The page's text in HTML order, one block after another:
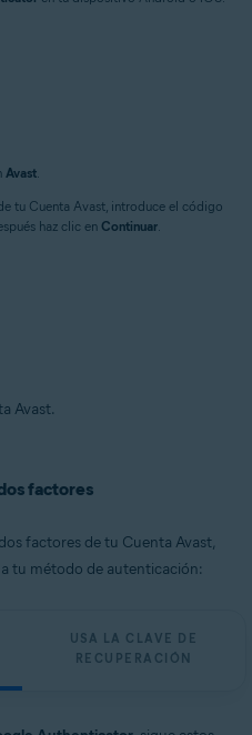
Avast
tu Cuenta Avast, introduce el código
haz clic en Continuar
Avast.
factores
factores de tu Cuenta Avast,
tu método de autenticación:
USA LA CLAVE DE
RECUPERACIÓN